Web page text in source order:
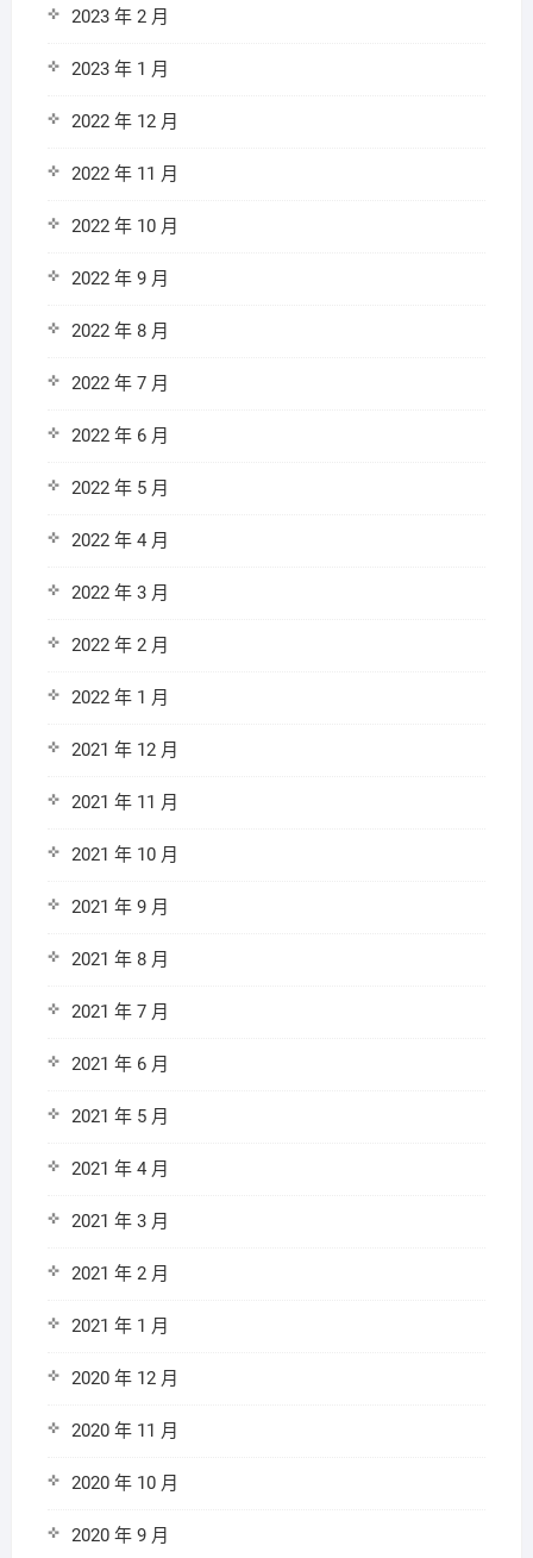
2023 年 2 月
2023 年 1 月
2022 年 12 月
2022 年 11 月
2022 年 10 月
2022 年 9 月
2022 年 8 月
2022 年 7 月
2022 年 6 月
2022 年 5 月
2022 年 4 月
2022 年 3 月
2022 年 2 月
2022 年 1 月
2021 年 12 月
2021 年 11 月
2021 年 10 月
2021 年 9 月
2021 年 8 月
2021 年 7 月
2021 年 6 月
2021 年 5 月
2021 年 4 月
2021 年 3 月
2021 年 2 月
2021 年 1 月
2020 年 12 月
2020 年 11 月
2020 年 10 月
2020 年 9 月